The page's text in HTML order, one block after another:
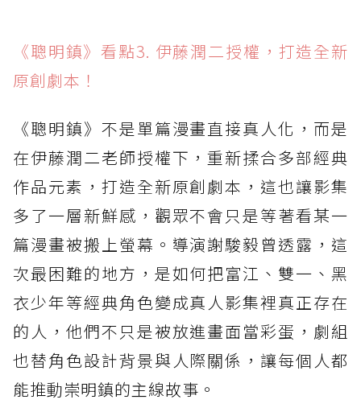
《聰明鎮》看點3. 伊藤潤二授權，打造全新
原創劇本！
《聰明鎮》不是單篇漫畫直接真人化，而是
在伊藤潤二老師授權下，重新揉合多部經典
作品元素，打造全新原創劇本，這也讓影集
多了一層新鮮感，觀眾不會只是等著看某一
篇漫畫被搬上螢幕。導演謝駿毅曾透露，這
次最困難的地方，是如何把富江、雙一、黑
衣少年等經典角色變成真人影集裡真正存在
的人，他們不只是被放進畫面當彩蛋，劇組
也替角色設計背景與人際關係，讓每個人都
能推動崇明鎮的主線故事。